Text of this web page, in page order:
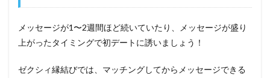
メッセージが1〜2週間ほど続いていたり、メッセージが盛り
上がったタイミングで初デートに誘いましょう！
ゼクシィ縁結びでは、マッチングしてからメッセージできる